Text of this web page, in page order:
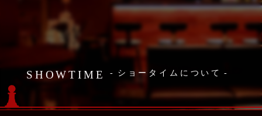
SHOWTIME ショータイムについて